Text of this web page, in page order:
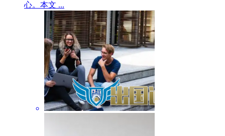
心。本文 ...